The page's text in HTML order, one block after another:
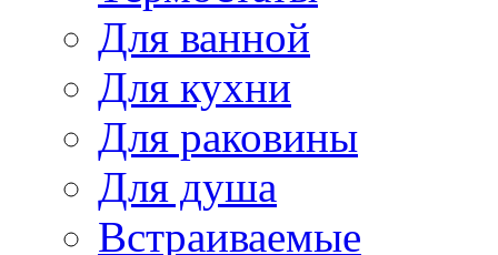
Для ванной
Для кухни
Для раковины
Для душа
Встраиваемые